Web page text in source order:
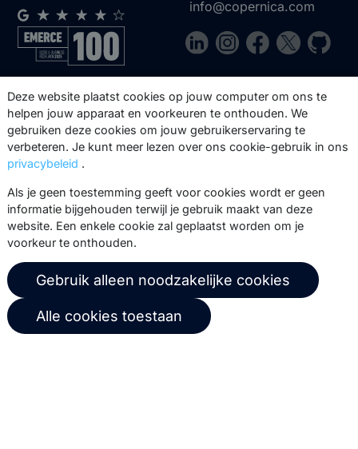
info@copernica.com
Via onze nieuwsbrief blijf je op de
hoogte van onze product updates,
events, webinars, best practices en
whitepapers.
Abonneer
© 2026 Copernica B.V.
Algemene voorwaarden
Privacybeleid
Gebruikersovereenkomst
Deze website plaatst cookies op jouw computer om ons te
helpen jouw apparaat en voorkeuren te onthouden. We
gebruiken deze cookies om jouw gebruikerservaring te
verbeteren. Je kunt meer lezen over ons cookie-gebruik in ons
privacybeleid .
Als je geen toestemming geeft voor cookies wordt er geen
informatie bijgehouden terwijl je gebruik maakt van deze
website. Een enkele cookie zal geplaatst worden om je
voorkeur te onthouden.
Gebruik alleen noodzakelijke cookies
Alle cookies toestaan